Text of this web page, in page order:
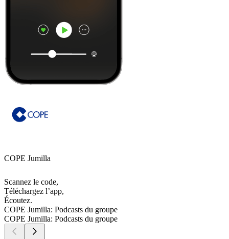
COPE Jumilla
Scannez le code,
Téléchargez l’app,
Écoutez.
COPE Jumilla: Podcasts du groupe
COPE Jumilla: Podcasts du groupe